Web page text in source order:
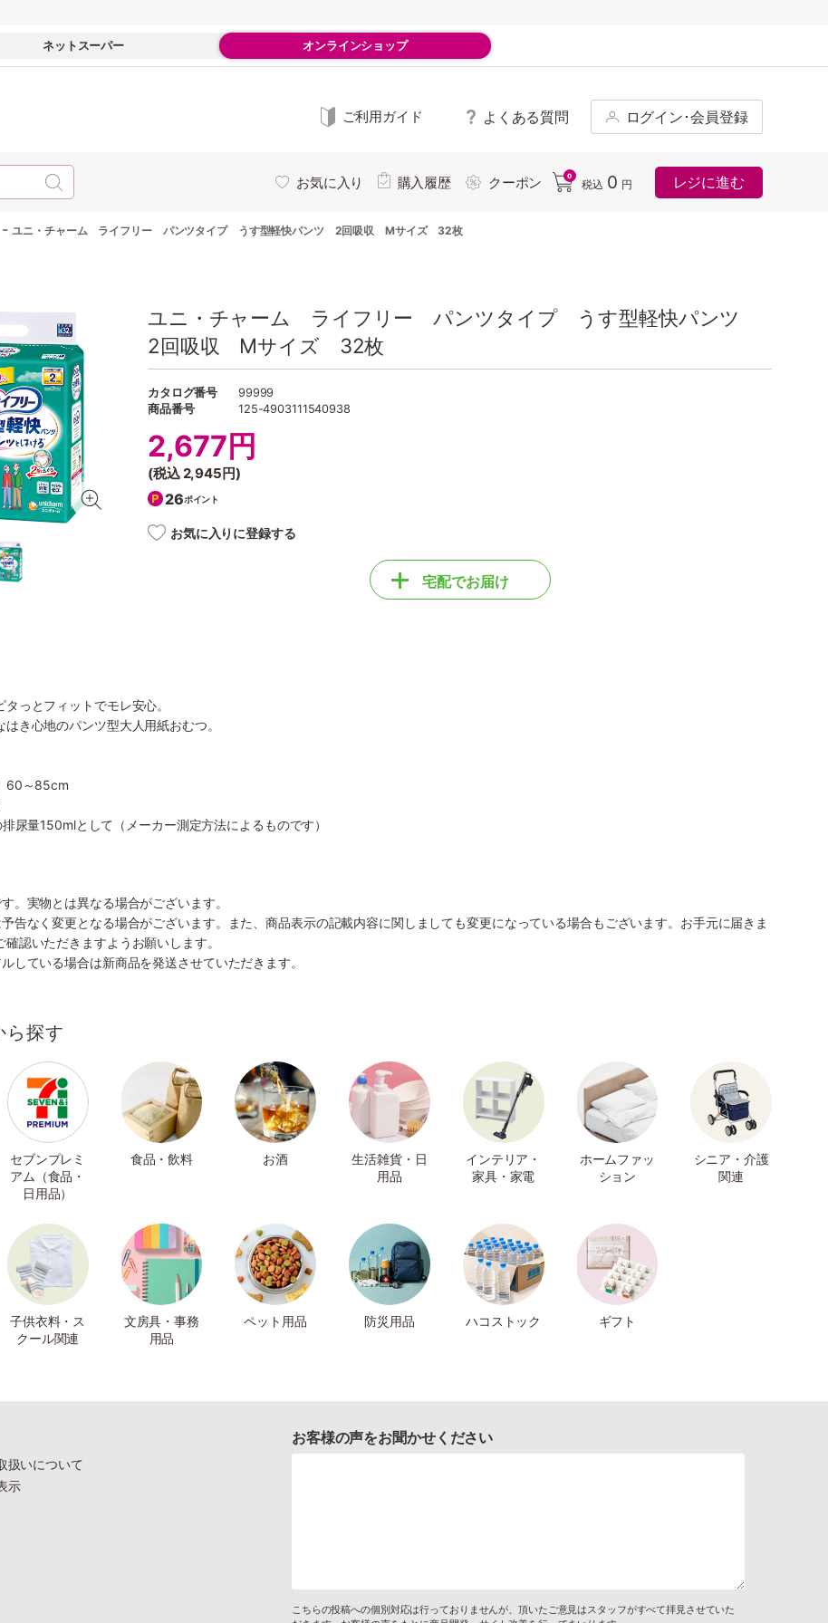
ネットスーパー オンラインショップ
ご利用ガイド よくある質問 ログイン･会員登録
お気に入り 購入履歴 クーポン 0
税込 0 円 レジに進む
-ユニ・チャーム ライフリー パンツタイプ うす型軽快パンツ 2回吸収 Mサイズ 32枚
ユニ・チャーム ライフリー パンツタイプ うす型軽快パンツ
2回吸収 Mサイズ 32枚
カタログ番号
99999
商品番号
125-4903111540938
2,677円
(税込2,945円)
26ポイント
お気に入りに登録する
宅配でお届け
っとフィットでモレ安心。
き心地のパンツ型大人用紙おむつ。
60～85cm
尿量150mlとして（メーカー測定方法によるものです）
。実物とは異なる場合がございます。
告なく変更となる場合がございます。また、商品表示の記載内容に関しましても変更になっている場合もございます。お手元に届きま
確認いただきますようお願いします。
している場合は新商品を発送させていただきます。
ら探す
セブンプレミ
アム（食品・
日用品）
食品・飲料 お酒
生活雑貨・日
用品
インテリア・
家具・家電
ホームファッ
ション
シニア・介護
関連
子供衣料・ス
クール関連
文房具・事務
用品
ペット用品 防災用品 ハコストック ギフト
扱いについて
示
お客様の声をお聞かせください
こちらの投稿への個別対応は行っておりませんが、頂いたご意見はスタッフがすべて拝見させていた